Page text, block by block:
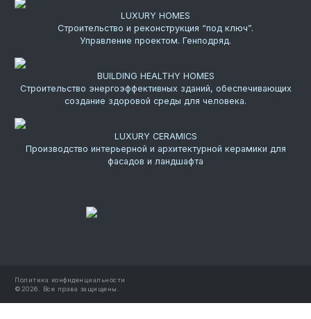
LUXURY HOMES
Строительство и реконструкция “под ключ”.
Управление проектом. Генподряд.
BUILDING HEALTHY HOMES
Строительство энергоэффективных зданий, обеспечивающих
создание здоровой среды для человека.
LUXURY CERAMICS
Производство интерьерной и архитектурной керамики для
фасадов и ландшафта
Политика конфиденциальности
©2026. Все права защищены.